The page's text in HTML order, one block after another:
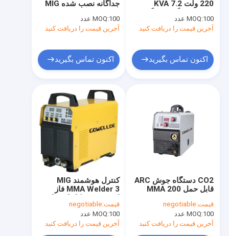
جوشکار ARC دستی
پلاسما برش قابل حمل
جوشکار نبض TIG MMA
جوشکار پالس MIG
قطعات یدکی مشعل
جوشکار لیزر فیبر
دستگاه برش cnc
جداگانه نصب شده MIG
Factor MIG400IJ
MOQ:100 عدد
آخرین قیمت را دریافت کنید
اکنون تماس بگیرید
220 ولت 7.2 KVA
IP21 TIG ARC
MOQ:100 عدد
آخرین قیمت را دریافت کنید
اکنون تماس بگیرید
کنترل هوشمند MIG
MMA Welder 3 فاز
از فولاد آلیاژی
قیمت:negotiable
MOQ:100 عدد
آخرین قیمت را دریافت کنید
CO2 دستگاه جوش ARC
قابل حمل MMA 200
Heat Protect
قیمت:negotiable
MOQ:100 عدد
آخرین قیمت را دریافت کنید